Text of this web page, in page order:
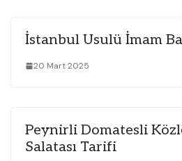
İstanbul Usulü İmam
20 Mart 2025
Peynirli Domatesli
Salatası Tarifi